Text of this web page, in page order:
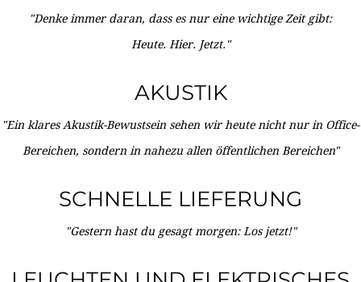
"Denke immer daran, dass es nur eine wichtige Zeit gibt:
Heute. Hier. Jetzt."
AKUSTIK
"Ein klares Akustik-Bewustsein sehen wir heute nicht nur in Office-
Bereichen, sondern in nahezu allen öffentlichen Bereichen"
SCHNELLE LIEFERUNG
"Gestern hast du gesagt morgen: Los jetzt!"